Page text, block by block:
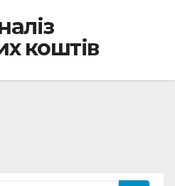
коштів